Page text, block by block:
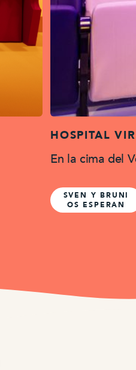
HOSPITAL
En la cima del
SVEN Y BRUNI
OS ESPERAN